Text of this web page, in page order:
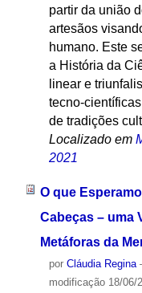
partir da união
artesãos
humano. Este
a História da
linear e
tecno-
de tradições
Localizado em
2021
O que
Cabeças – uma
Metáforas da
por Cláudia Regina
modificação18/06/